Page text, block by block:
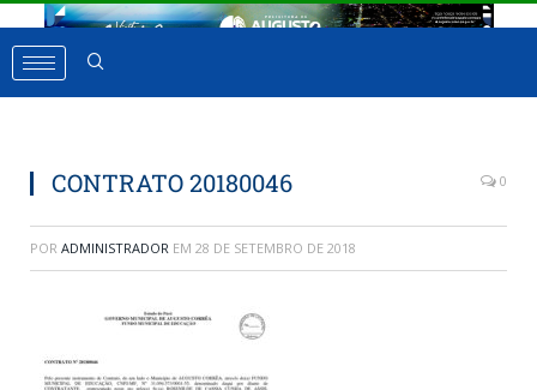
CONTRATO 20180046 0
POR ADMINISTRADOR EM 28 DE SETEMBRO DE 2018